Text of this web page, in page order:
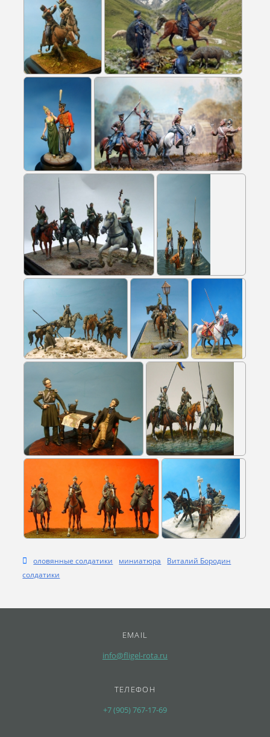
оловянные солдатики миниатюра
Виталий Бородин
солдатики
EMAIL
info@fligel-rota.ru
ТЕЛЕФОН
+7 (905) 767-17-69